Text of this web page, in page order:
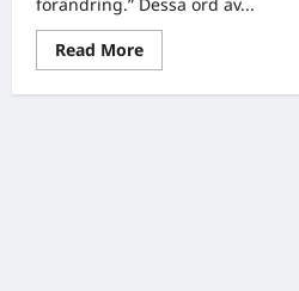
förändring.” Dessa ord av...
Read MoreRead
more
Dagens